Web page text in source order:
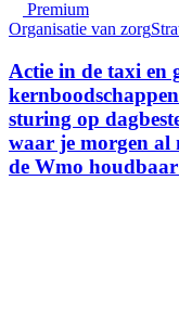
Premium
Organisatie van zorg
Actie in de taxi en
sturing op
waar je morgen al
de Wmo